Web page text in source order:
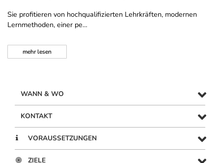
Sie profitieren von hochqualifizierten Lehrkräften, modernen
Lernmethoden, einer pe…
mehrlesen
WANN & WO
KONTAKT
VORAUSSETZUNGEN
ZIELE